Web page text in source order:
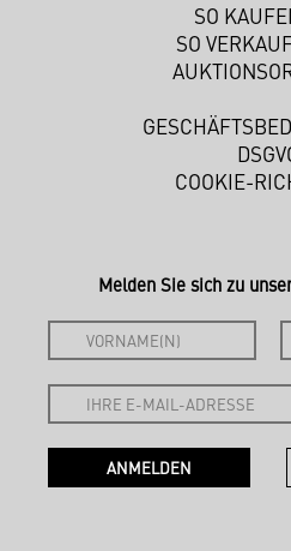
SO
SO
COOKIE-
Melden Sie sich zu